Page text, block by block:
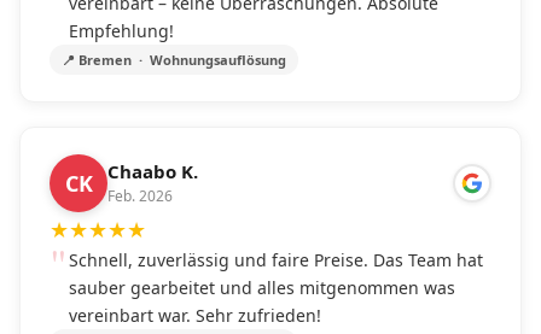
Empfehlung!
📍 Bremen · Wohnungsauflösung
CK Chaabo K.
Feb. 2026
★★★★★
Schnell, zuverlässig und faire Preise. Das Team hat
sauber gearbeitet und alles mitgenommen was
vereinbart war. Sehr zufrieden!